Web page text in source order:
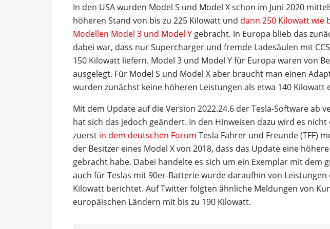
In den USA wurden Model S und Model X schon im Juni 2020
höheren Stand von bis zu 225 Kilowatt und dann 250 Kilowatt wie
Modellen Model 3 und Model Y gebracht. In Europa blieb das
dabei war, dass nur Supercharger und fremde Ladesäulen mit
150 Kilowatt liefern. Model 3 und Model Y für Europa waren von
ausgelegt. Für Model S und Model X aber braucht man einen
wurden zunächst keine höheren Leistungen als etwa 140 Kilowatt
Mit dem Update auf die Version 2022.24.6 der Tesla-Software ab
hat sich das jedoch geändert. In den Hinweisen dazu wird es
zuerst in dem deutschen Forum Tesla Fahrer und Freunde (TFF)
der Besitzer eines Model X von 2018, dass das Update eine
gebracht habe. Dabei handelte es sich um ein Exemplar mit dem
auch für Teslas mit 90er-Batterie wurde daraufhin von
Kilowatt berichtet. Auf Twitter folgten ähnliche Meldungen von
europäischen Ländern mit bis zu 190 Kilowatt.